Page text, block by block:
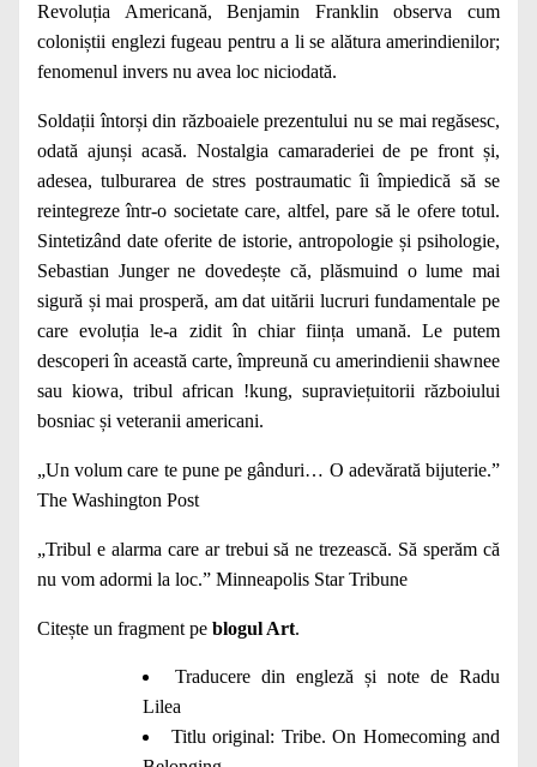
Revoluția Americană, Benjamin Franklin observa cum
coloniștii englezi fugeau pentru a li se alătura amerindienilor;
fenomenul invers nu avea loc niciodată.
Soldații întorși din războaiele prezentului nu se mai regăsesc,
odată ajunși acasă. Nostalgia camaraderiei de pe front și,
adesea, tulburarea de stres postraumatic îi împiedică să se
reintegreze într-o societate care, altfel, pare să le ofere totul.
Sintetizând date oferite de istorie, antropologie și psihologie,
Sebastian Junger ne dovedește că, plăsmuind o lume mai
sigură și mai prosperă, am dat uitării lucruri fundamentale pe
care evoluția le-a zidit în chiar ființa umană. Le putem
descoperi în această carte, împreună cu amerindienii shawnee
sau kiowa, tribul african !kung, supraviețuitorii războiului
bosniac și veteranii americani.
„Un volum care te pune pe gânduri… O adevărată bijuterie.”
The Washington Post
„Tribul e alarma care ar trebui să ne trezească. Să sperăm că
nu vom adormi la loc.” Minneapolis Star Tribune
Citește un fragment pe blogul Art.
Traducere din engleză și note de Radu
Lilea
Titlu original: Tribe. On Homecoming and